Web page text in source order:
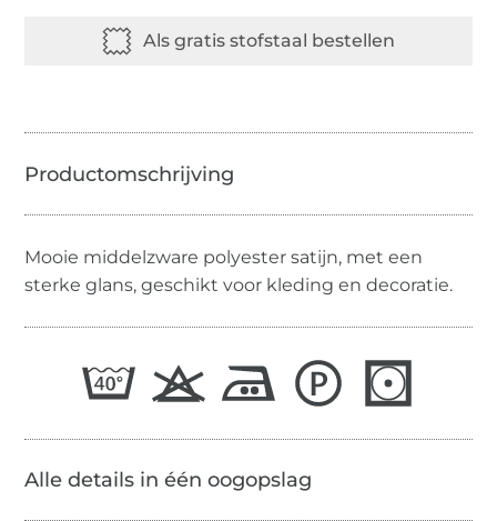
Mooie middelzware polyester satijn, met een
sterke glans, geschikt voor kleding en decoratie.
Alle details in één oogopslag